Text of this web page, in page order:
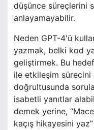
düşünce süreçlerini
anlayamayabilir.
Neden GPT-4'ü
yazmak, belki kod
geliştirmek. Bu
ile etkileşim sürecini
doğrultusunda
isabetli yanıtlar
demek yerine,
kaçış hikayesini